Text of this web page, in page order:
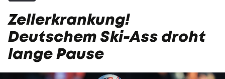
Zellerkrankung!
Deutschem Ski-Ass droht
lange Pause